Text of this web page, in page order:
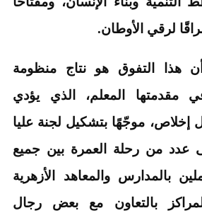
لرقي الأوطان.
هذا التفوق هو نتاج منظومة
مقدمتها المعلم، الذي يؤدي
إخلاص، موجّهًا بتشكيل لجنة عليا
عدد من رحلة العمرة بين جميع
بالمدارس والمعاهد الأزهرية
بالتعاون مع بعض رجال